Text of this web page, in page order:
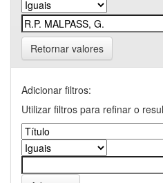
Retornar valores
Adicionar filtros:
Utilizar filtros para refinar o